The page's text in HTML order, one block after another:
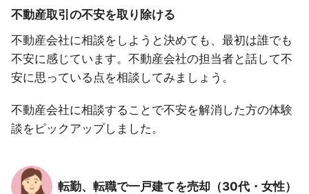
不動産取引の不安を取り除ける
不動産会社に相談をしようと決めても、最初は誰でも
不安に感じています。不動産会社の担当者と話して不
安に思っている点を相談してみましょう。
不動産会社に相談することで不安を解消した方の体験
談をピックアップしました。
転勤、転職で一戸建てを売却（30代・女性）